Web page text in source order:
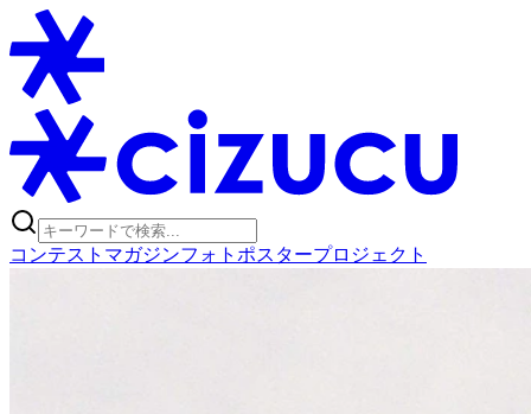
コンテスト マガジンフォトポスタープロジェクト